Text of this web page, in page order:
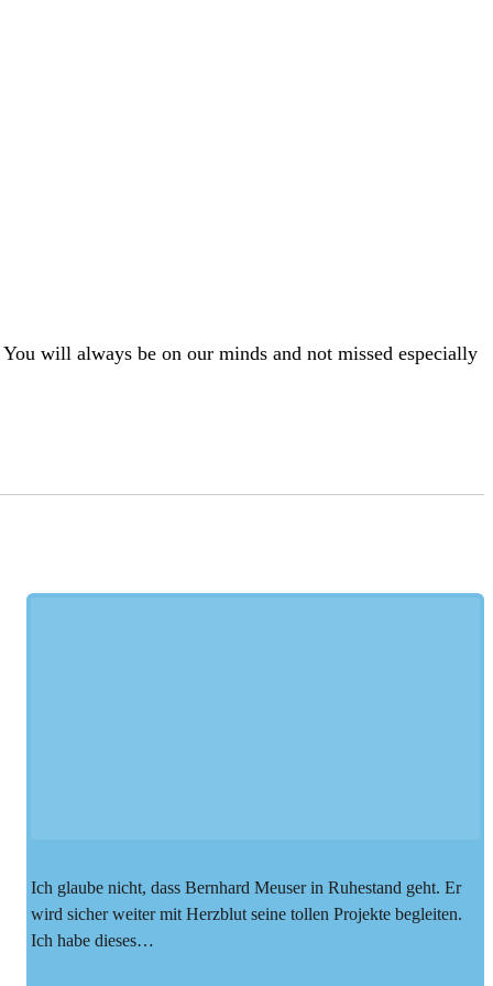
will always be on our minds and not missed especially
Ich glaube nicht, dass Bernhard Meuser in Ruhestand geht. Er
wird sicher weiter mit Herzblut seine tollen Projekte begleiten.
Ich habe dieses…